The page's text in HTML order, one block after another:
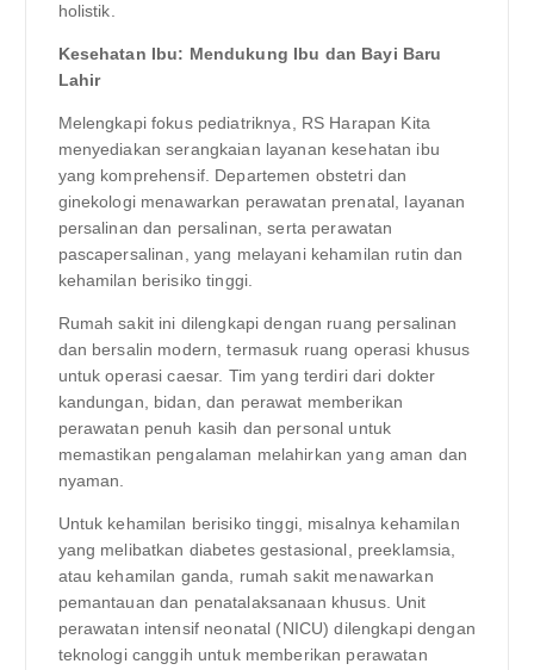
holistik.
Kesehatan Ibu: Mendukung Ibu dan Bayi Baru
Lahir
Melengkapi fokus pediatriknya, RS Harapan Kita
menyediakan serangkaian layanan kesehatan ibu
yang komprehensif. Departemen obstetri dan
ginekologi menawarkan perawatan prenatal, layanan
persalinan dan persalinan, serta perawatan
pascapersalinan, yang melayani kehamilan rutin dan
kehamilan berisiko tinggi.
Rumah sakit ini dilengkapi dengan ruang persalinan
dan bersalin modern, termasuk ruang operasi khusus
untuk operasi caesar. Tim yang terdiri dari dokter
kandungan, bidan, dan perawat memberikan
perawatan penuh kasih dan personal untuk
memastikan pengalaman melahirkan yang aman dan
nyaman.
Untuk kehamilan berisiko tinggi, misalnya kehamilan
yang melibatkan diabetes gestasional, preeklamsia,
atau kehamilan ganda, rumah sakit menawarkan
pemantauan dan penatalaksanaan khusus. Unit
perawatan intensif neonatal (NICU) dilengkapi dengan
teknologi canggih untuk memberikan perawatan